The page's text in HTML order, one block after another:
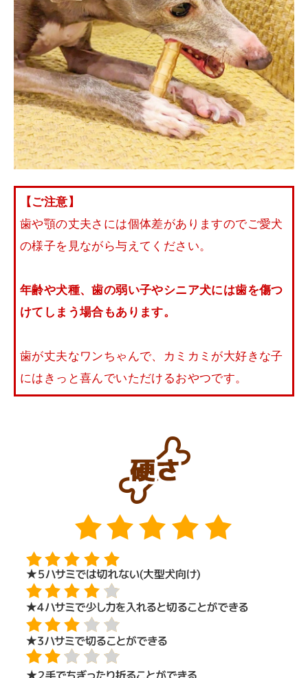
【ご注意】
歯や顎の丈夫さには個体差がありますのでご愛犬
の様子を見ながら与えてください。
年齢や犬種、歯の弱い子やシニア犬には歯を傷つ
けてしまう場合もあります。
歯が丈夫なワンちゃんで、カミカミが大好きな子
にはきっと喜んでいただけるおやつです。